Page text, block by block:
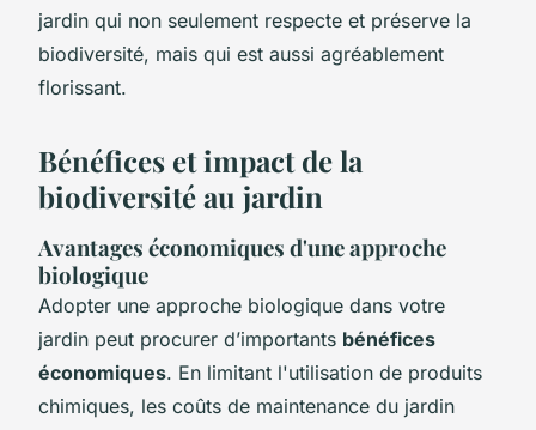
jardin qui non seulement respecte et préserve la
biodiversité, mais qui est aussi agréablement
florissant.
Bénéfices et impact de la
biodiversité au jardin
Avantages économiques d'une approche
biologique
Adopter une approche biologique dans votre
jardin peut procurer d’importants bénéfices
économiques. En limitant l'utilisation de produits
chimiques, les coûts de maintenance du jardin